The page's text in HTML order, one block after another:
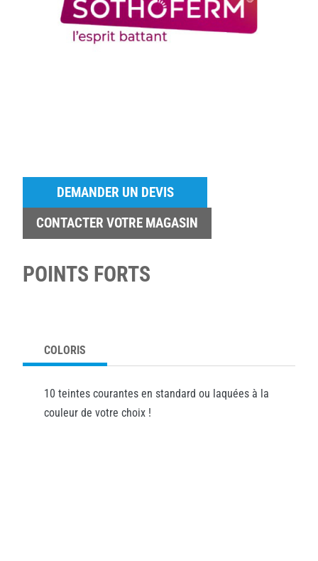
DEMANDER UN DEVIS
CONTACTER VOTRE MAGASIN
POINTS FORTS
COLORIS
10 teintes courantes en standard ou laquées à la
couleur de votre choix !